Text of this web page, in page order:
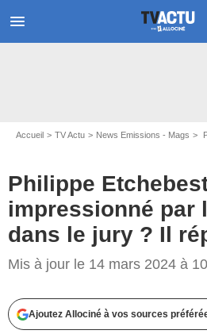
menu
Accueil TV Actu News Emissions - Mags
Philippe
impressionné par
dans le jury ? Il
Mis à jour le 14 mars 2024 à
Ajoutez Allociné à vos sources
Capture d'écran